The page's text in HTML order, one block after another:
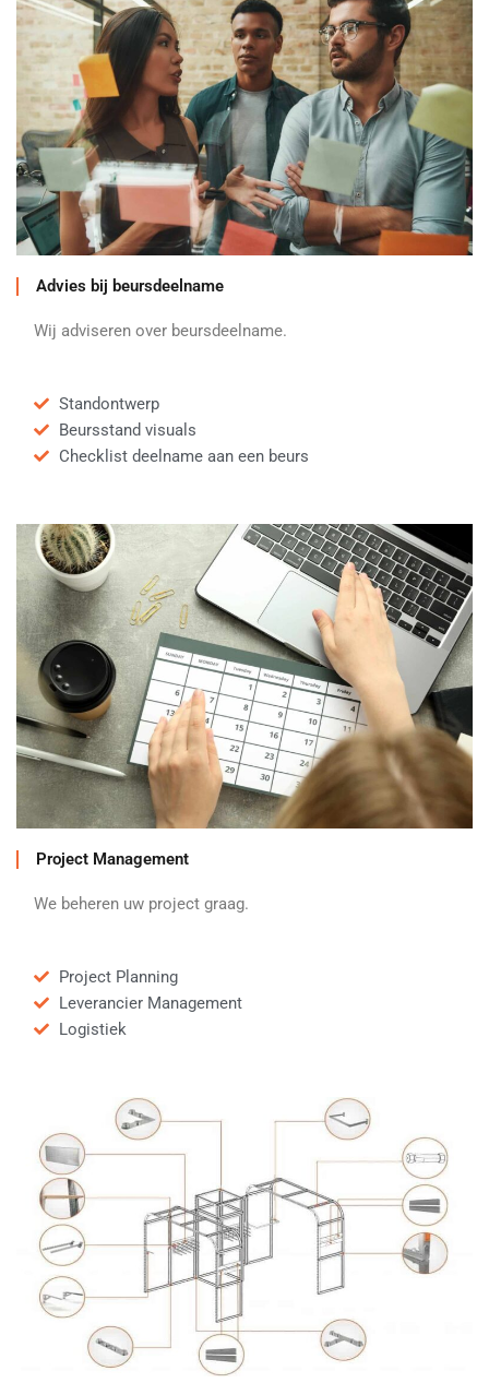
Advies bij beursdeelname
Wij adviseren over beursdeelname.
Standontwerp
Beursstand visuals
Checklist deelname aan een beurs
Project Management
We beheren uw project graag.
Project Planning
Leverancier Management
Logistiek